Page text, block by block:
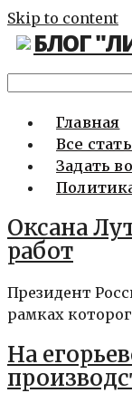
Skip to content
БЛОГ
Главная
Все
Задать
Оксана
работ
Президент
рамках
На